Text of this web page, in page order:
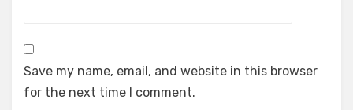
Save my name, email, and website in this browser
for the next time I comment.